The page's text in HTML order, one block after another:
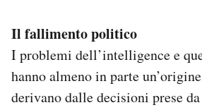
Il fallimento politico
I problemi dell’intelligence e
hanno almeno in parte
derivano dalle decisioni prese